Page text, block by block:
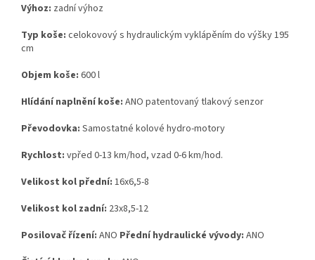
Výhoz: zadní výhoz
Typ koše: celokovový s hydraulickým vyklápěním do výšky 195
cm
Objem koše: 600 l
Hlídání naplnění koše: ANO patentovaný tlakový senzor
Převodovka: Samostatné kolové hydro-motory
Rychlost: vpřed 0-13 km/hod, vzad 0-6 km/hod.
Velikost kol přední: 16x6,5-8
Velikost kol zadní: 23x8,5-12
Posilovač řízení: ANO Přední hydraulické vývody: ANO